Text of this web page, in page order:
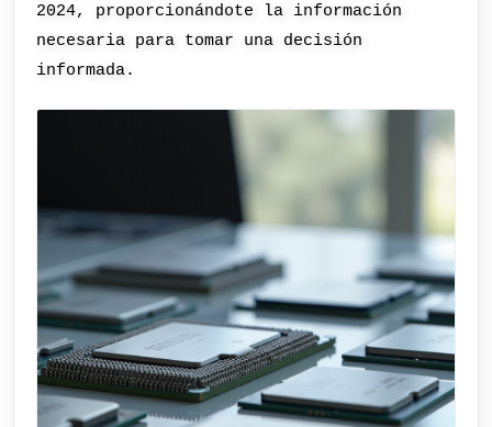
2024, proporcionándote la información
necesaria para tomar una decisión
informada.